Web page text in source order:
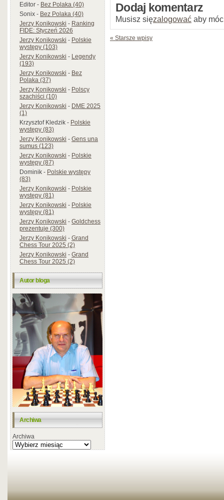
Editor-Bez Polaka (40)
Sonix-Bez Polaka (40)
Jerzy Konikowski-Ranking
FIDE: Styczeń 2026
Jerzy Konikowski-Polskie
występy (103)
Jerzy Konikowski-Legendy
(193)
Jerzy Konikowski-Bez
Polaka (37)
Jerzy Konikowski-Polscy
szachiści (10)
Jerzy Konikowski-DME 2025
(1)
Krzysztof Kledzik-Polskie
występy (83)
Jerzy Konikowski-Gens una
sumus (123)
Jerzy Konikowski-Polskie
występy (87)
Dominik-Polskie występy
(83)
Jerzy Konikowski-Polskie
występy (81)
Jerzy Konikowski-Polskie
występy (81)
Jerzy Konikowski-Goldchess
prezentuje (300)
Jerzy Konikowski-Grand
Chess Tour 2025 (2)
Jerzy Konikowski-Grand
Chess Tour 2025 (2)
Autor bloga
Archiwa
Archiwa
Dodaj komentarz
Musisz sięzalogować aby
« Starsze wpisy